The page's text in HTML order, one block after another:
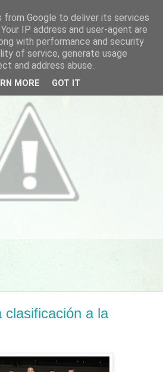
clasificación a la
from Google to deliver its services
IP address and user-agent are
with performance and security
of service, generate usage
and address abuse.
MORE GOT IT